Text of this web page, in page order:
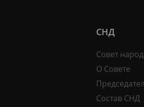
СНД
Совет
О Совете
Состав СНД